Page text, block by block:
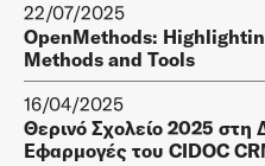
22/07/2025
OpenMethods:
Methods and Tools
16/04/2025
Θερινό Σχολείο 2025 στη
Εφαρμογές του CIDOC